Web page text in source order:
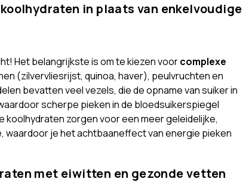
in plaats van enkelvoudige
Het belangrijkste is om te kiezen voorcomplexe
(zilvervliesrijst, quinoa, haver), peulvruchten en
bevatten veel vezels, die de opname van suiker in
scherpe pieken in de bloedsuikerspiegel
koolhydraten zorgen voor een meer geleidelijke,
waardoor je het achtbaaneffect van energie pieken
met eiwitten en gezonde vetten